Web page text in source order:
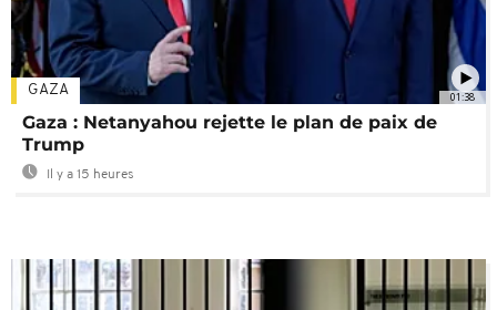
01:38
GAZA
Gaza : Netanyahou rejette le plan de paix de
Trump
Il y a 15 heures